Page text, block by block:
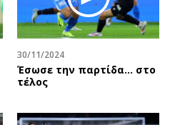
30/11/2024
Έσωσε την παρτίδα… στο
τέλος